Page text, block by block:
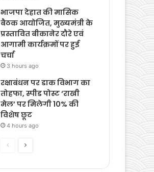
भाजपा देहात की मासिक
बैठक आयोजित, मुख्यमंत्री के
प्रस्तावित बीकानेर दौरे एवं
आगामी कार्यक्रमों पर हुई
चर्चा
3 hours ago
रक्षाबंधन पर डाक विभाग का
तोहफा, स्पीड पोस्ट ‘राखी
मेल’ पर मिलेगी 10% की
विशेष छूट
4 hours ago
PreviousNext